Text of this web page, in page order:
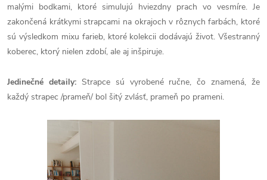
malými bodkami, ktoré simulujú hviezdny prach vo vesmíre. Je
zakončená krátkymi strapcami na okrajoch v rôznych farbách, ktoré
sú výsledkom mixu farieb, ktoré kolekcii dodávajú život. Všestranný
koberec, ktorý nielen zdobí, ale aj inšpiruje.
Jedinečné detaily:Strapce sú vyrobené ručne, čo znamená, že
každý strapec /prameň/ bol šitý zvlásť, prameň po prameni.